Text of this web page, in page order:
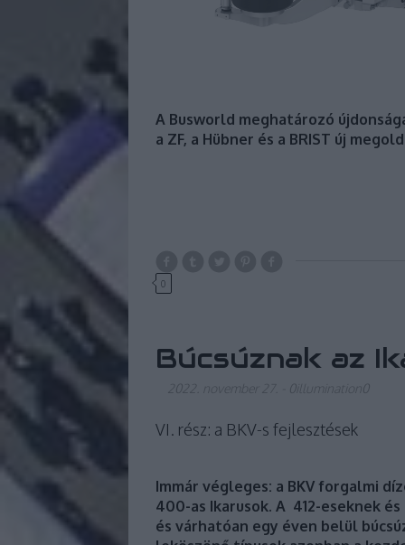
A Busworld meghatározó
a ZF, a Hübner és a BRIST új
0
Búcsúznak az
2022. november 27. 0illumination0
VI. rész: a BKV-s fejlesztések
Immár végleges: a BKV forgalmi
400-as Ikarusok. A 412-eseknek
és várhatóan egy éven belül